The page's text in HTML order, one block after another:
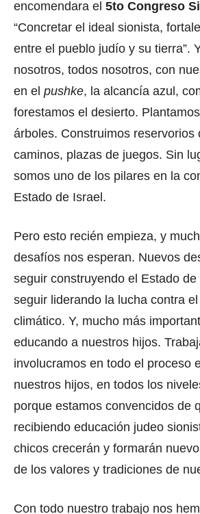
encomendara el 5to Congreso
“Concretar el ideal sionista,
entre el pueblo judío y su tierra”.
nosotros, todos nosotros, con
en el pushke, la alcancía azul,
forestamos el desierto.
árboles. Construimos reservorios
caminos, plazas de juegos. Sin
somos uno de los pilares en la
Estado de Israel.
Pero esto recién empieza, y
desafíos nos esperan. Nuevos
seguir construyendo el Estado
seguir liderando la lucha contra
climático. Y, mucho más
educando a nuestros hijos.
involucramos en todo el proceso
nuestros hijos, en todos los
porque estamos convencidos de
recibiendo educación judeo
chicos crecerán y formarán
de los valores y tradiciones de
Con todo nuestro trabajo nos